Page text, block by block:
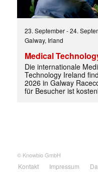
23. September-24.
Galway, Irland
Medical
Die internationale
Technology Ireland
2026 in Galway
für Besucher ist
© Knowbio GmbH
Kontakt Impressum